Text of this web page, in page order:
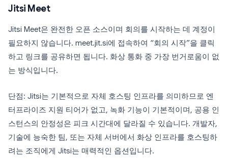
Jitsi Meet
Jitsi Meet은 완전한 오픈 소스이며 회의를 시작하는 데 계정이
필요하지 않습니다. meet.jit.si에 접속하여 “회의 시작”을 클릭
하고 링크를 공유하면 됩니다. 화상 통화 중 가장 번거로움이 없
는 방식입니다.
단점: Jitsi는 기본적으로 자체 호스팅 인프라를 의미하므로 엔
터프라이즈 지원 티어가 없고, 녹화 기능이 기본적이며, 공용 인
스턴스의 안정성은 피크 시간대에 달라질 수 있습니다. 개발자,
기술에 능숙한 팀, 또는 자체 서버에서 화상 인프라를 호스팅하
려는 조직에게 Jitsi는 매력적인 옵션입니다.